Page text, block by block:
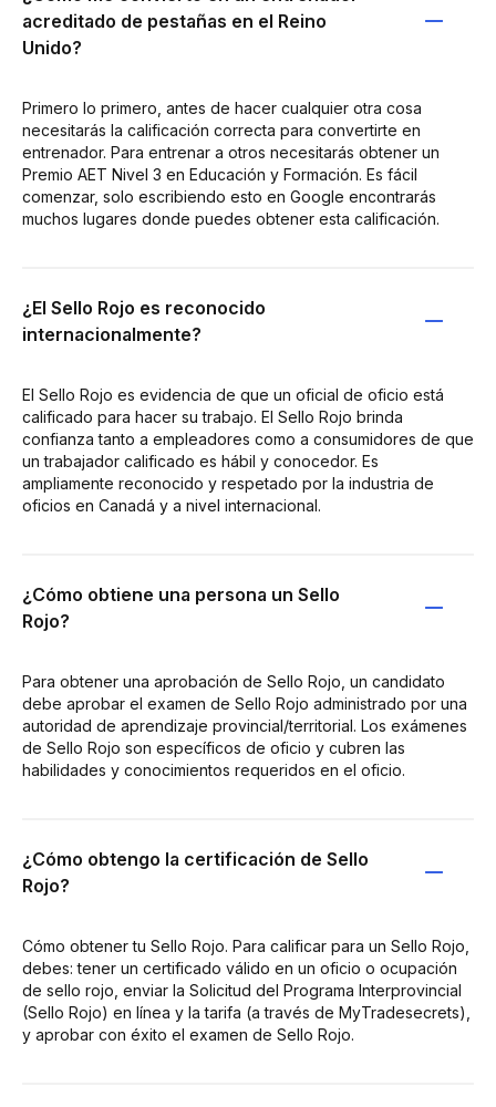
acreditado de pestañas en el Reino
Unido?
Primero lo primero, antes de hacer cualquier otra cosa
necesitarás la calificación correcta para convertirte en
entrenador. Para entrenar a otros necesitarás obtener un
Premio AET Nivel 3 en Educación y Formación. Es fácil
comenzar, solo escribiendo esto en Google encontrarás
muchos lugares donde puedes obtener esta calificación.
¿El Sello Rojo es reconocido
internacionalmente?
El Sello Rojo es evidencia de que un oficial de oficio está
calificado para hacer su trabajo. El Sello Rojo brinda
confianza tanto a empleadores como a consumidores de que
un trabajador calificado es hábil y conocedor. Es
ampliamente reconocido y respetado por la industria de
oficios en Canadá y a nivel internacional.
¿Cómo obtiene una persona un Sello
Rojo?
Para obtener una aprobación de Sello Rojo, un candidato
debe aprobar el examen de Sello Rojo administrado por una
autoridad de aprendizaje provincial/territorial. Los exámenes
de Sello Rojo son específicos de oficio y cubren las
habilidades y conocimientos requeridos en el oficio.
¿Cómo obtengo la certificación de Sello
Rojo?
Cómo obtener tu Sello Rojo. Para calificar para un Sello Rojo,
debes: tener un certificado válido en un oficio o ocupación
de sello rojo, enviar la Solicitud del Programa Interprovincial
(Sello Rojo) en línea y la tarifa (a través de MyTradesecrets),
y aprobar con éxito el examen de Sello Rojo.